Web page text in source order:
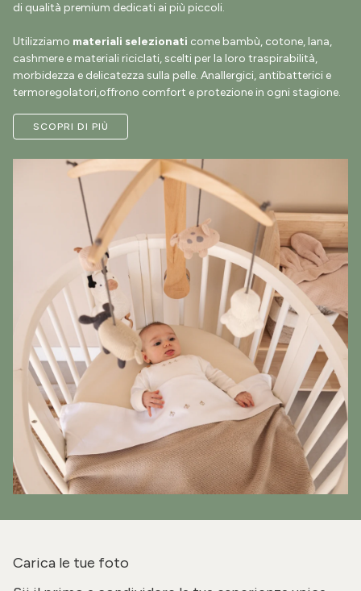
di qualità premium dedicati ai più piccoli.
Utilizziamo materiali selezionati come bambù, cotone, lana,
cashmere e materiali riciclati, scelti per la loro traspirabilità,
morbidezza e delicatezza sulla pelle. Anallergici, antibatterici e
termoregolatori,offrono comfort e protezione in ogni stagione.
SCOPRI DI PIÙ
Carica le tue foto